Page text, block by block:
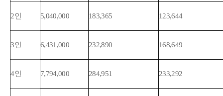
2인 5,040,000 183,365 123,644
3인 6,431,000 232,890 168,649
4인 7,794,000 284,951 233,292